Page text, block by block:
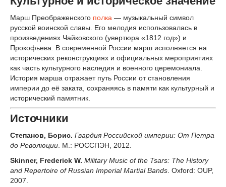
Марш Преображенского полка — музыкальный символ
русской воинской славы. Его мелодия использовалась в
произведениях Чайковского (увертюра «1812 год») и
Прокофьева. В современной России марш исполняется на
исторических реконструкциях и официальных мероприятиях
как часть культурного наследия и военного церемониала.
История марша отражает путь России от становления
империи до её заката, сохраняясь в памяти как культурный и
исторический памятник.
Источники
Степанов, Борис. Гвардия Российской империи: От Петра
до Революции . М.: РОССПЭН, 2012.
Skinner, Frederick W. Military Music of the Tsars: The History
and Repertoire of Russian Imperial Martial Bands . Oxford: OUP,
2007.